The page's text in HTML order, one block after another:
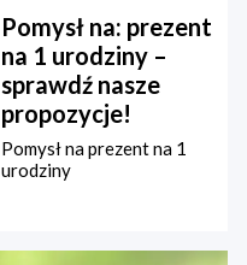
Pomysł na: prezent
na 1 urodziny –
sprawdź nasze
propozycje!
Pomysł na prezent na 1
urodziny